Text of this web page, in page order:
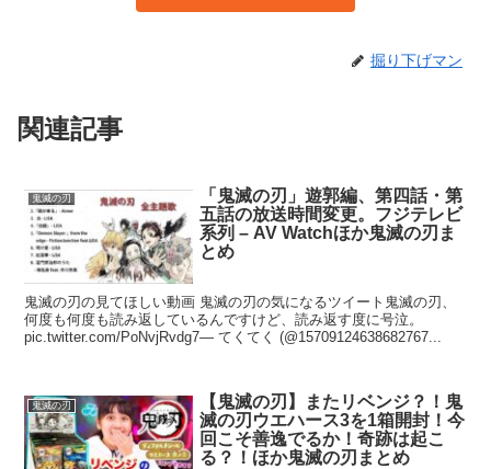
掘り下げマン
関連記事
鬼滅の刃
「鬼滅の刃」遊郭編、第四話・第
五話の放送時間変更。フジテレビ
系列 – AV Watchほか鬼滅の刃ま
とめ
鬼滅の刃の見てほしい動画 鬼滅の刃の気になるツイート鬼滅の刃、
何度も何度も読み返しているんですけど、読み返す度に号泣。
pic.twitter.com/PoNvjRvdg7— てくてく (@15709124638682767...
鬼滅の刃
【鬼滅の刃】またリベンジ？！鬼
滅の刃ウエハース3を1箱開封！今
回こそ善逸でるか！奇跡は起こ
る？！ほか鬼滅の刃まとめ